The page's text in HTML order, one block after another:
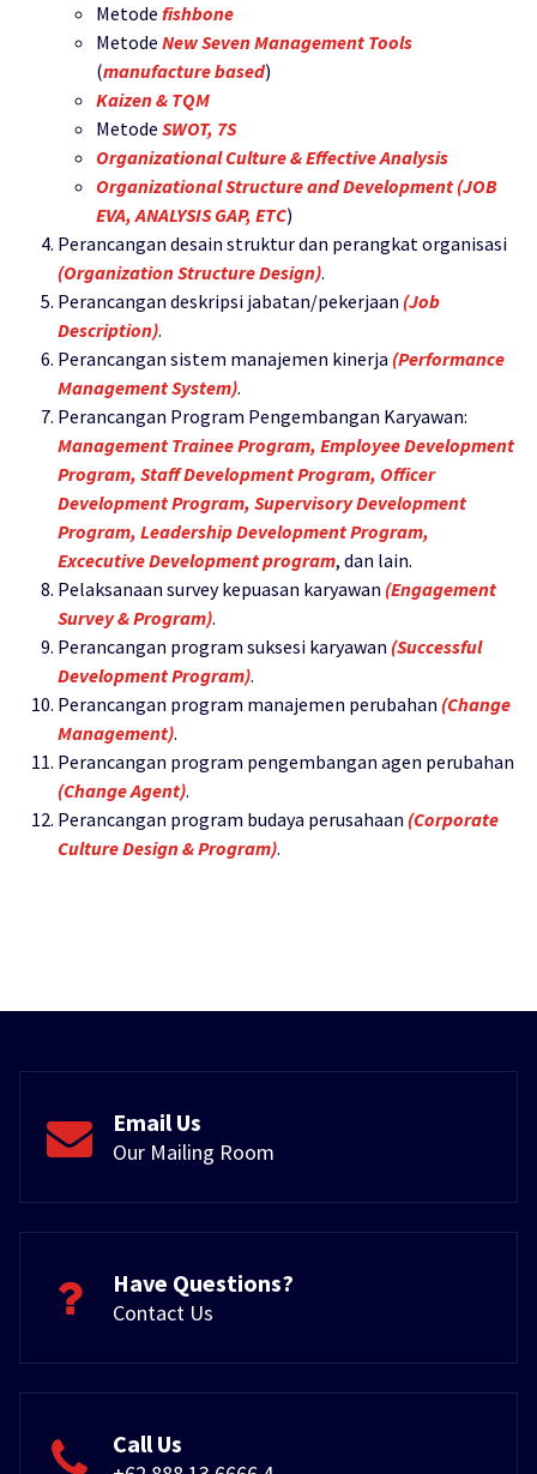
Metode fishbone
Metode New Seven Management Tools
(manufacture based)
Kaizen & TQM
Metode SWOT, 7S
Organizational Culture & Effective Analysis
Organizational Structure and Development (JOB
EVA, ANALYSIS GAP, ETC)
Perancangan desain struktur dan perangkat organisasi
(Organization Structure Design).
Perancangan deskripsi jabatan/pekerjaan (Job
Description).
Perancangan sistem manajemen kinerja (Performance
Management System).
Perancangan Program Pengembangan Karyawan:
Management Trainee Program, Employee Development
Program, Staff Development Program, Officer
Development Program, Supervisory Development
Program, Leadership Development Program,
Excecutive Development program, dan lain.
Pelaksanaan survey kepuasan karyawan (Engagement
Survey & Program).
Perancangan program suksesi karyawan (Successful
Development Program).
Perancangan program manajemen perubahan (Change
Management).
Perancangan program pengembangan agen perubahan
(Change Agent).
Perancangan program budaya perusahaan (Corporate
Culture Design & Program).
Email Us
Our Mailing Room
Have Questions?
Contact Us
Call Us